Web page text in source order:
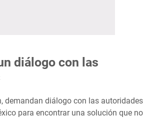
diálogo con las
demandan diálogo con las autoridades
para encontrar una solución que no